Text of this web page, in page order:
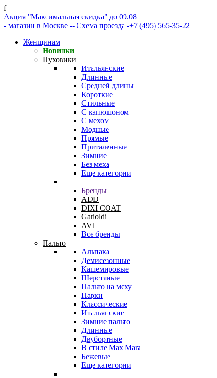
f
Акция "Максимальная скидка" до 09.08
- магазин в Москве -- Схема проезда -+7 (495) 565-35-22
Женщинам
Новинки
Пуховики
Итальянские
Длинные
Средней длины
Короткие
Стильные
С капюшоном
С мехом
Модные
Прямые
Приталенные
Зимние
Без меха
Еще категории
Бренды
ADD
DIXI COAT
Garioldi
AVI
Все бренды
Пальто
Альпака
Демисезонные
Кашемировые
Шерстяные
Пальто на меху
Парки
Классические
Итальянские
Зимние пальто
Длинные
Двубортные
В стиле Max Mara
Бежевые
Еще категории